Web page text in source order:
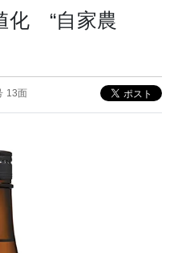
化 “自家農
13面